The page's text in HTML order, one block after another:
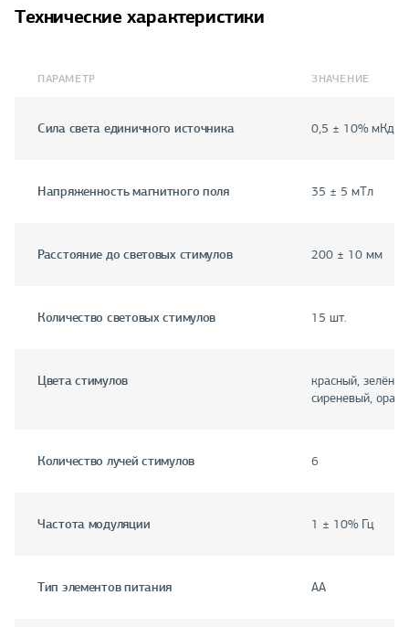
Технические характеристики
ПАРАМЕТР ЗНАЧЕНИЕ
Сила света единичного источника 0,5 ± 10% мКд
Напряженность магнитного поля 35 ± 5 мТл
Расстояние до световых стимулов 200 ± 10 мм
Количество световых стимулов 15 шт.
Цвета стимулов
красный,
сиреневый,
Количество лучей стимулов 6
Частота модуляции 1 ± 10% Гц
Тип элементов питания AA